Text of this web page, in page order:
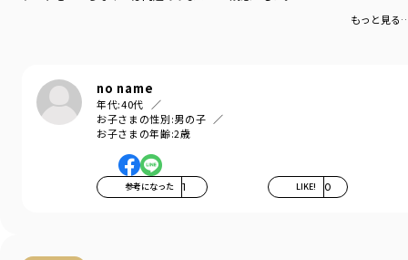
もっと見る
no name
年代:40代
お子さまの性別:男の子
お子さまの年齢:2歳
参考になった 1 LIKE! 0
ブランド ／branshes
シーズン
／アウトレット
カテゴリ
／ アウター>ジャケット・コート
／ ブラウン
／BOY
／11-2411-370